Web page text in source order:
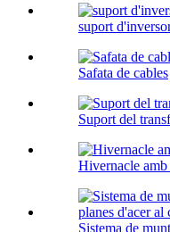
suport
Safata de cables
Suport del
Hivernacle amb
Sistema de